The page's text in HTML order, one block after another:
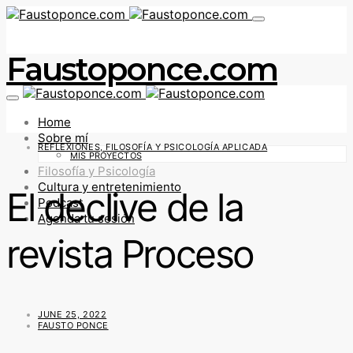
Faustoponce.com
Home
Sobre mí
MIS PROYECTOS
Filosofía y Psicología
Cultura y entretenimiento
Podcast
Agenda tu sesión
REFLEXIONES, FILOSOFÍA Y PSICOLOGÍA APLICADA
El declive de la
revista Proceso
JUNE 25, 2022
FAUSTO PONCE